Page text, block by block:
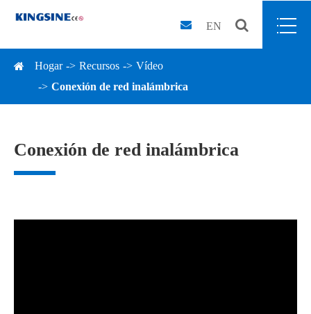
EN
Hogar Recursos
Vídeo
Conexión de red inalámbrica
Conexión de red inalámbrica